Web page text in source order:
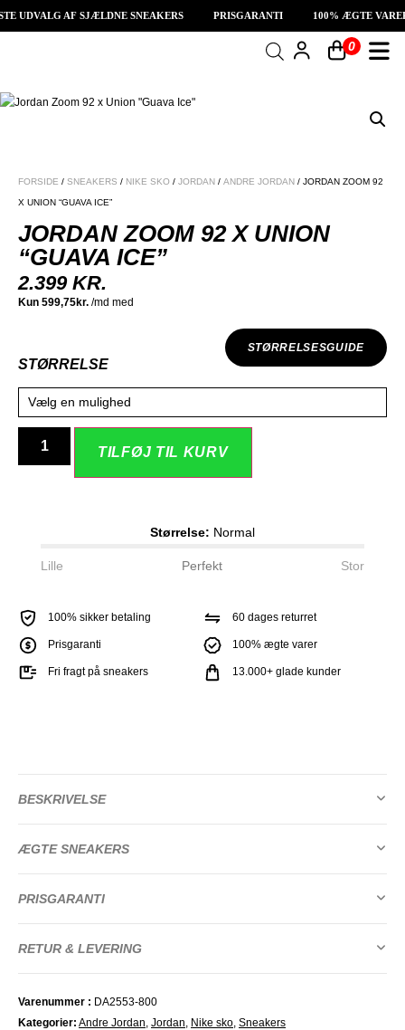
UDVALG AF SJÆLDNE SNEAKERS PRISGARANTI 100% ÆGTE VARER
0
FORSIDE / SNEAKERS / NIKE SKO / JORDAN / ANDRE JORDAN / JORDAN ZOOM 92
X UNION “GUAVA ICE”
JORDAN ZOOM 92 X UNION
“GUAVA ICE”
2.399 KR.
STØRRELSESGUIDE
STØRRELSE
Vælg en mulighed
TILFØJ TIL KURV
Størrelse: Normal
Lille Perfekt Stor
100% sikker betaling
Prisgaranti
Fri fragt på sneakers
60 dages returret
100% ægte varer
13.000+ glade kunder
BESKRIVELSE
ÆGTE SNEAKERS
PRISGARANTI
RETUR & LEVERING
Varenummer
DA2553-800
Kategorier Andre Jordan Jordan Nike sko Sneakers